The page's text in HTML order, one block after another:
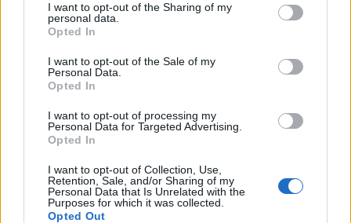
I want to opt-out of the Sharing of my
personal data.
Opted In
I want to opt-out of the Sale of my
Personal Data.
Opted In
I want to opt-out of processing my
Personal Data for Targeted Advertising.
Opted In
I want to opt-out of Collection, Use,
Retention, Sale, and/or Sharing of my
Personal Data that Is Unrelated with the
Purposes for which it was collected.
Opted Out
Fidesz és a Tisza.
Itt Fidesz és a Tisza közös, sötét titka -
Orbán Viktor és Magyar Péter a hálózat
csapdájában: Csintalan vs. Deák a